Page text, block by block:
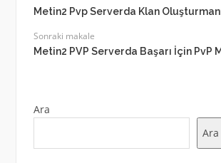
Metin2 Pvp Serverda Klan
Sonraki makale
Metin2 PVP Serverda Başarı İçin PvP
Ara
Ara